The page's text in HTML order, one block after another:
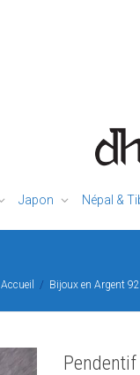
Japon Népal &
Accueil Bijoux en Argent